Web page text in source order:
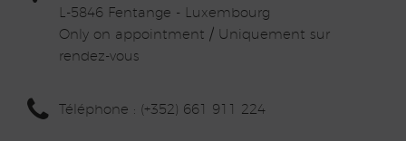
L-5846 Fentange - Luxembourg
Only on appointment / Uniquement sur
rendez-vous
Téléphone : (+352) 661 911 224